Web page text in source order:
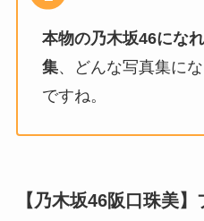
本物の乃木坂46にな
集、どんな写真集に
ですね。
【乃木坂46阪口珠美